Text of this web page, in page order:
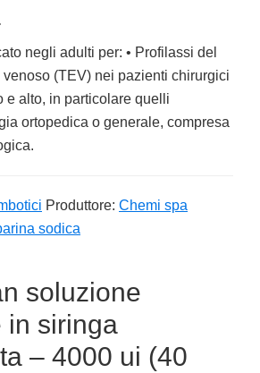
negli adulti per: • Profilassi del
(TEV) nei pazienti chirurgici
e alto, in particolare quelli
ortopedica o generale, compresa
Produttore: Chemi spa
sodica
soluzione
in siringa
– 4000 ui (40